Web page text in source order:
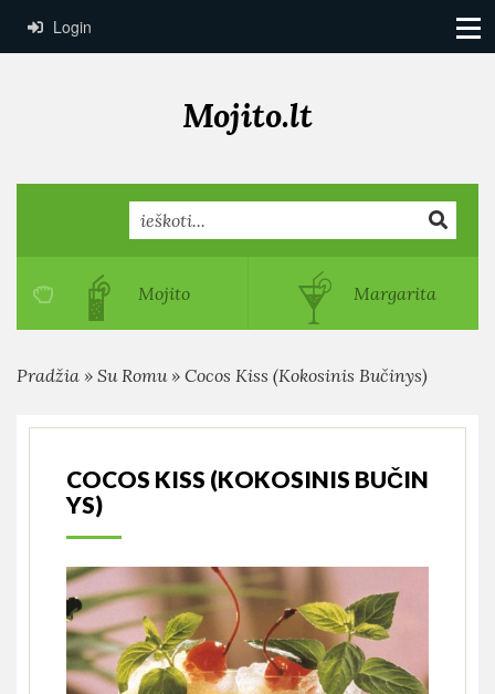
Login
Mojito.lt
Mojito Margarita
Pradžia » Su Romu» Cocos Kiss (Kokosinis Bučinys)
COCOS KISS (KOKOSINIS BUČIN
YS)